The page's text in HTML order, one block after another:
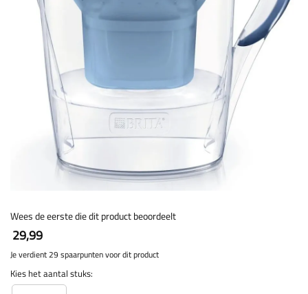
Wees de eerste die dit product beoordeelt
29,99
Je verdient 29 spaarpunten voor dit product
Kies het aantal stuks: